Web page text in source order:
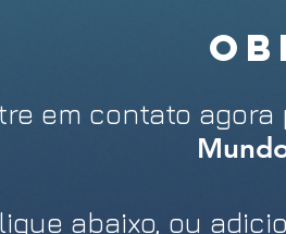
em contato
abaixo, ou